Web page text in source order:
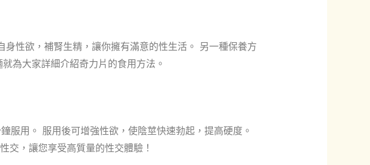
性欲，補腎生精，讓你擁有滿意的性生活。 另一種保養方
為大家詳細介紹奇力片的食用方法。
服用。 服用後可增強性欲，使陰莖快速勃起，提高硬度。
交，讓您享受高質量的性交體驗！